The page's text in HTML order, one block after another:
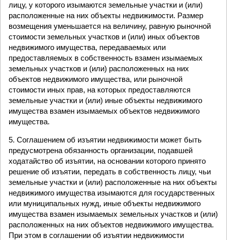
лицу, у которого изымаются земельные участки и (или)
расположенные на них объекты недвижимости. Размер
возмещения уменьшается на величину, равную рыночной
стоимости земельных участков и (или) иных объектов
недвижимого имущества, передаваемых или
предоставляемых в собственность взамен изымаемых
земельных участков и (или) расположенных на них
объектов недвижимого имущества, или рыночной
стоимости иных прав, на которых предоставляются
земельные участки и (или) иные объекты недвижимого
имущества взамен изымаемых объектов недвижимого
имущества.
5. Соглашением об изъятии недвижимости может быть
предусмотрена обязанность организации, подавшей
ходатайство об изъятии, на основании которого принято
решение об изъятии, передать в собственность лицу, чьи
земельные участки и (или) расположенные на них объекты
недвижимого имущества изымаются для государственных
или муниципальных нужд, иные объекты недвижимого
имущества взамен изымаемых земельных участков и (или)
расположенных на них объектов недвижимого имущества.
При этом в соглашении об изъятии недвижимости